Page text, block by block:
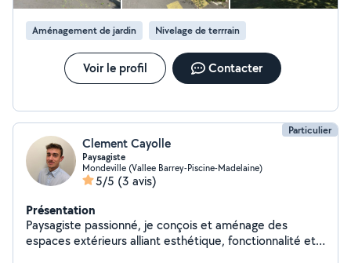
Aménagement de jardin Nivelage de terrrain
Voir le profil Contacter
Particulier
Clement Cayolle
Paysagiste
Mondeville (Vallee Barrey-Piscine-Madelaine)
5/5 (3 avis)
Présentation
Paysagiste passionné, je conçois et aménage des
espaces extérieurs alliant esthétique, fonctionnalité et